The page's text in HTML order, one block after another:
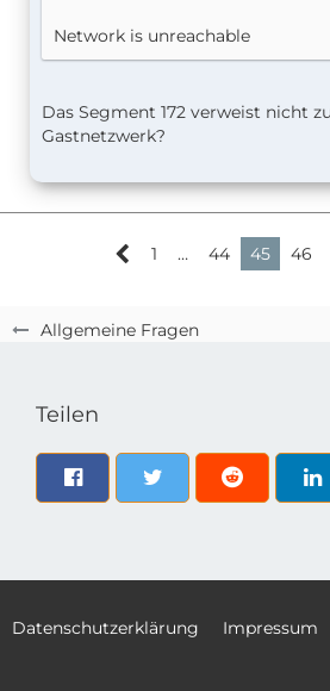
Allgemeine Fragen
Network is unreachable
Das Segment 172 verweist nicht
Gastnetzwerk?
1 … 44 45 46
Teilen
Datenschutzerklärung Impressum